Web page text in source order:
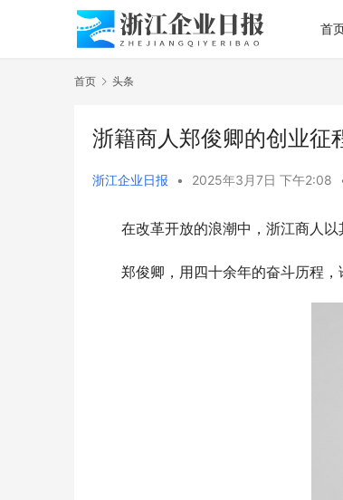
首
首页 头条
浙籍商人郑俊卿的创业征
浙江企业日报 • 2025年3月7日 下午2:08
在改革开放的浪潮中，浙江商人
郑俊卿，用四十余年的奋斗历程，